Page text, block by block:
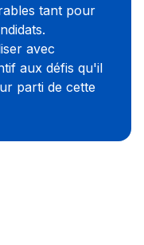
tant pour
avec
aux défis qu'il
parti de cette